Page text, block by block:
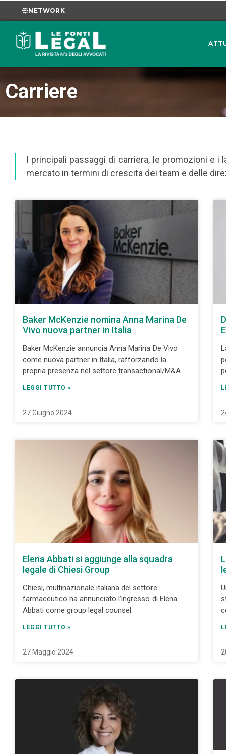
NETWORK
Carriere
I principali passaggi di carriera, le promozioni e
mercato in termini di crescita dei team e delle
Baker McKenzie nomina Anna Marina De
Vivo nuova partner in Italia
Baker McKenzie annuncia Anna Marina De Vivo
come nuova partner in Italia, rafforzando la
propria presenza nel settore transactional/M&A.
LEGGI TUTTO »
27 Giugno 2024
Elena Abbati si aggiunge alla squadra
legale di Chiesi Group
Chiesi, multinazionale italiana del settore
farmaceutico ha annunciato l’ingresso di Elena
Abbati come group legal counsel.
LEGGI TUTTO »
27 Maggio 2024